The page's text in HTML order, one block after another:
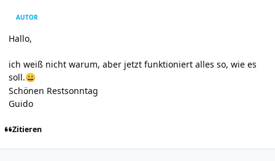
AUTOR
Hallo,
ich weiß nicht warum, aber jetzt funktioniert alles so, wie es
soll.😀
Schönen Restsonntag
Guido
Zitieren